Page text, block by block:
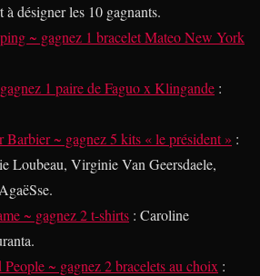
à désigner les 10 gagnants.
~ gagnez 1 bracelet Mateo New York
1 paire de Faguo x Klingande :
Barbier ~ gagnez 5 kits « le président » :
Loubeau, Virginie Van Geersdaele,
~ gagnez 2 t-shirts : Caroline
~ gagnez 2 bracelets au choix :